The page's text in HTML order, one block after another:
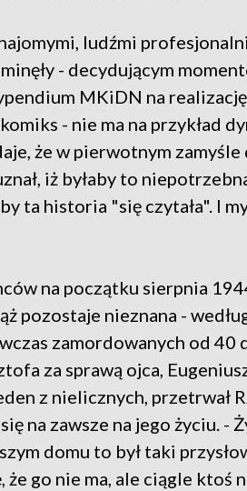
ludźmi
- decydującym
MKiDN na realizację
- nie ma na przykład
że w pierwotnym zamyśle
iż byłaby to
ta historia "się czytała". I
na początku sierpnia
pozostaje nieznana -
zamordowanych od 40
za sprawą ojca,
z nielicznych, przetrwał
na zawsze na jego życiu. -
domu to był taki
że go nie ma, ale ciągle ktoś